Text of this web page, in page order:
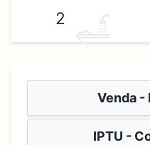
2
Venda -
IPTU -